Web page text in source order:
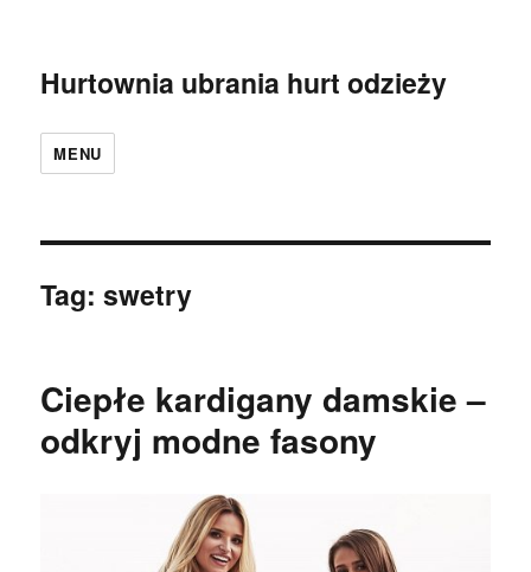
Hurtownia ubrania hurt odzieży
MENU
Tag:swetry
Ciepłe kardigany damskie –
odkryj modne fasony